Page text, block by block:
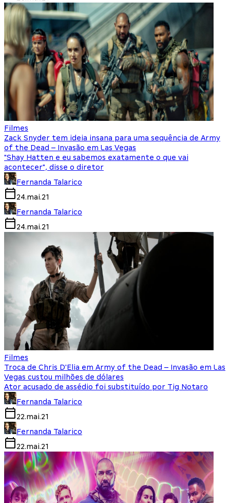
Filmes
Zack Snyder tem ideia insana para uma sequência de Army
of the Dead – Invasão em Las Vegas
"Shay Hatten e eu sabemos exatamente o que vai
acontecer", disse o diretor
Fernanda Talarico
24.mai.21
Fernanda Talarico
24.mai.21
Filmes
Troca de Chris D'Elia em Army of the Dead – Invasão em Las
Vegas custou milhões de dólares
Ator acusado de assédio foi substituído por Tig Notaro
Fernanda Talarico
22.mai.21
Fernanda Talarico
22.mai.21